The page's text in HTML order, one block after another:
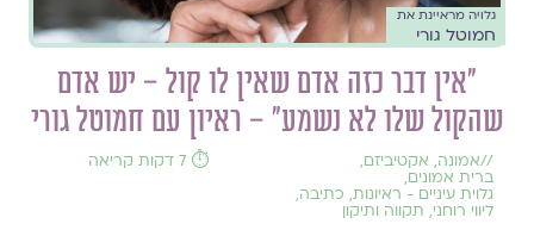
גלויה מראיינת את
חמוטל גורי
"אין דבר כזה אדם שאין לו קול – יש אדם
שהקול שלו לא נשמע" – ראיון עם חמוטל גורי
//אמונה, אקטיביזם,
ברית אמונים,
גלוית עיניים - ראיונות, כתיבה,
ליווי רוחני, תקווה ותיקון
⏱️ 7 דקות קריאה